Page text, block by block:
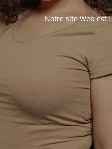
Notre site Web est